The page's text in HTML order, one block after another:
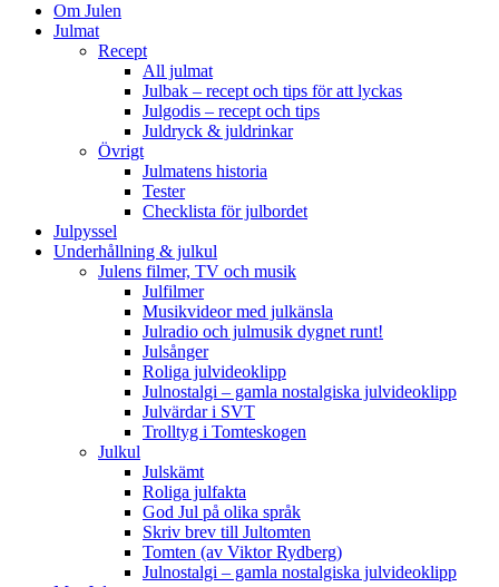
Om Julen
Julmat
Recept
All julmat
Julbak – recept och tips för att lyckas
Julgodis – recept och tips
Juldryck & juldrinkar
Övrigt
Julmatens historia
Tester
Checklista för julbordet
Julpyssel
Underhållning & julkul
Julens filmer, TV och musik
Julfilmer
Musikvideor med julkänsla
Julradio och julmusik dygnet runt!
Julsånger
Roliga julvideoklipp
Julnostalgi – gamla nostalgiska julvideoklipp
Julvärdar i SVT
Trolltyg i Tomteskogen
Julkul
Julskämt
Roliga julfakta
God Jul på olika språk
Skriv brev till Jultomten
Tomten (av Viktor Rydberg)
Julnostalgi – gamla nostalgiska julvideoklipp